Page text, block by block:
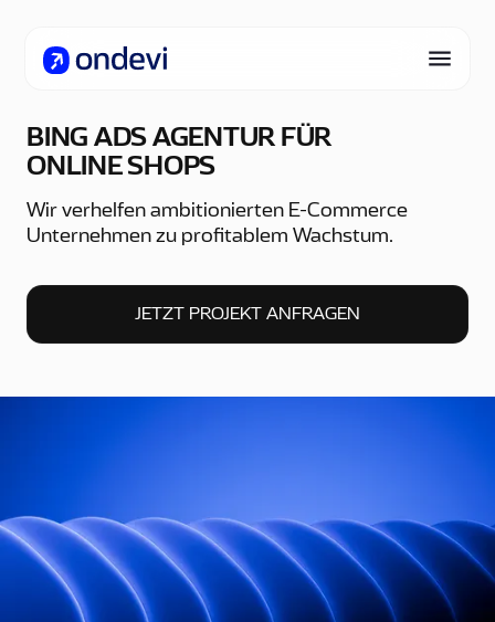
BING ADS AGENTUR FÜR
ONLINE SHOPS
Wir verhelfen ambitionierten E-Commerce
Unternehmen zu profitablem Wachstum.
JETZT PROJEKT ANFRAGEN